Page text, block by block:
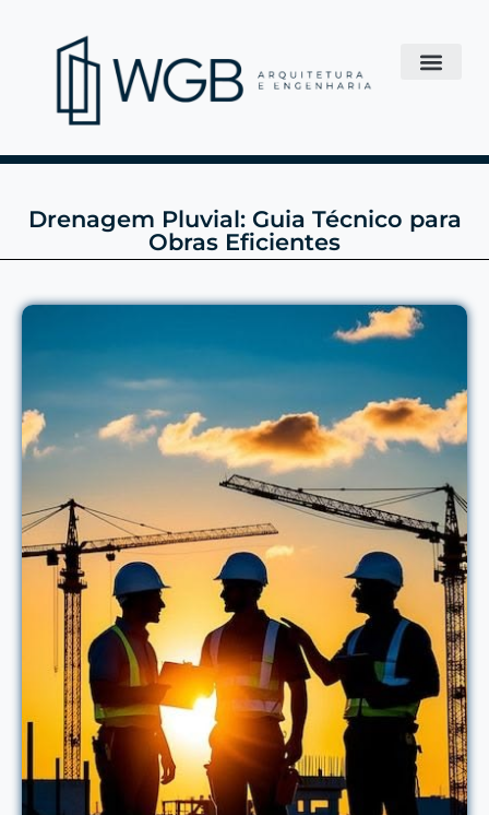
Drenagem Pluvial: Guia Técnico para
Obras Eficientes